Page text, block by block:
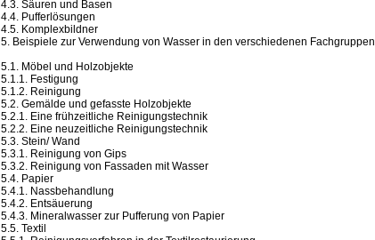
4.3. Säuren und Basen
4.4. Pufferlösungen
4.5. Komplexbildner
5. Beispiele zur Verwendung von Wasser in den verschiedenen Fachgruppen
5.1. Möbel und Holzobjekte
5.1.1. Festigung
5.1.2. Reinigung
5.2. Gemälde und gefasste Holzobjekte
5.2.1. Eine frühzeitliche Reinigungstechnik
5.2.2. Eine neuzeitliche Reinigungstechnik
5.3. Stein/ Wand
5.3.1. Reinigung von Gips
5.3.2. Reinigung von Fassaden mit Wasser
5.4. Papier
5.4.1. Nassbehandlung
5.4.2. Entsäuerung
5.4.3. Mineralwasser zur Pufferung von Papier
5.5. Textil